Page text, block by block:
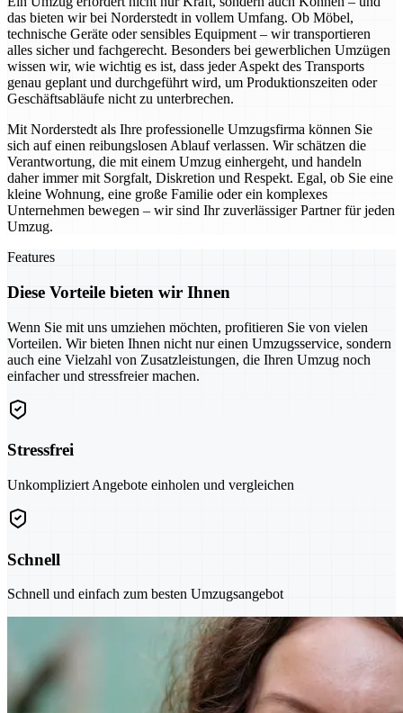
das bieten wir bei Norderstedt in vollem Umfang. Ob Möbel,
technische Geräte oder sensibles Equipment – wir transportieren
alles sicher und fachgerecht. Besonders bei gewerblichen Umzügen
wissen wir, wie wichtig es ist, dass jeder Aspekt des Transports
genau geplant und durchgeführt wird, um Produktionszeiten oder
Geschäftsabläufe nicht zu unterbrechen.
Mit Norderstedt als Ihre professionelle Umzugsfirma können Sie
sich auf einen reibungslosen Ablauf verlassen. Wir schätzen die
Verantwortung, die mit einem Umzug einhergeht, und handeln
daher immer mit Sorgfalt, Diskretion und Respekt. Egal, ob Sie eine
kleine Wohnung, eine große Familie oder ein komplexes
Unternehmen bewegen – wir sind Ihr zuverlässiger Partner für jeden
Umzug.
Features
Diese Vorteile bieten wir Ihnen
Wenn Sie mit uns umziehen möchten, profitieren Sie von vielen
Vorteilen. Wir bieten Ihnen nicht nur einen Umzugsservice, sondern
auch eine Vielzahl von Zusatzleistungen, die Ihren Umzug noch
einfacher und stressfreier machen.
Stressfrei
Unkompliziert Angebote einholen und vergleichen
Schnell
Schnell und einfach zum besten Umzugsangebot